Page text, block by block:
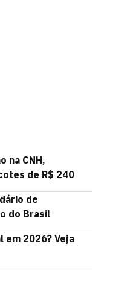
na CNH,
de R$ 240
de
do Brasil
em 2026? Veja